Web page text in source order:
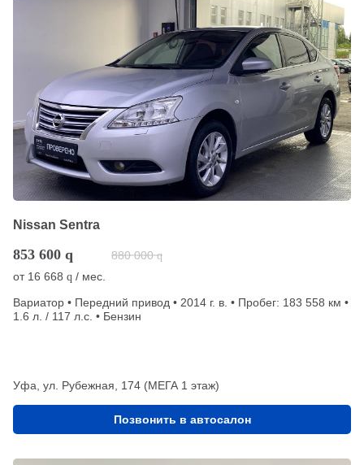
Nissan Sentra
853 600 q 880 000 q
от 16 668 q / мес.
Вариатор • Передний привод • 2014 г. в. • Пробег: 183 558 км •
1.6 л. / 117 л.с. • Бензин
Уфа, ул. Рубежная, 174 (МЕГА 1 этаж)
Позвонить в автосалон